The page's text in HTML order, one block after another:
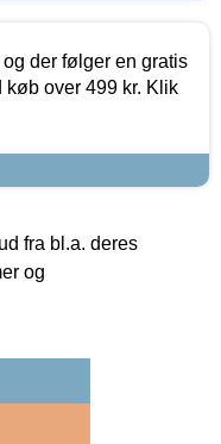
der følger en gratis
køb over 499 kr. Klik
fra bl.a. deres
og